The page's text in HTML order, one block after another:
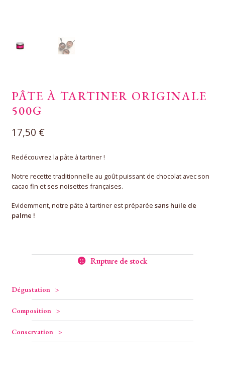
PÂTE À TARTINER ORIGINALE
500G
17,50 €
Redécouvrez la pâte à tartiner !
Notre recette traditionnelle au goût puissant de chocolat avec son
cacao fin et ses noisettes françaises.
Evidemment, notre pâte à tartiner est préparée sans huile de
palme !
Rupture de stock
Dégustation
Composition
Conservation